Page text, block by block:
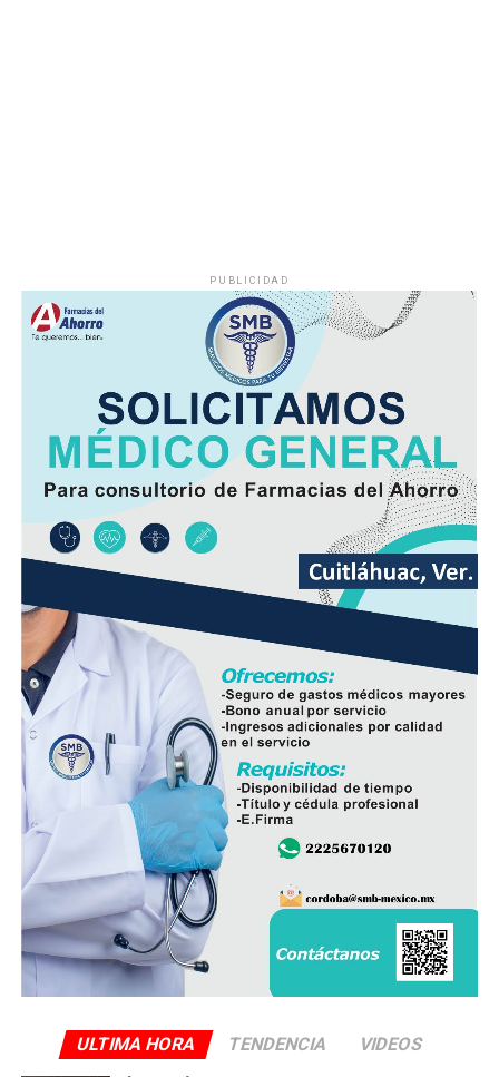
PUBLICIDAD
ULTIMA HORA TENDENCIA VIDEOS